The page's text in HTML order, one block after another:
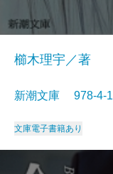
櫛木理宇／著
新潮文庫 978-4-
文庫電子書籍あり